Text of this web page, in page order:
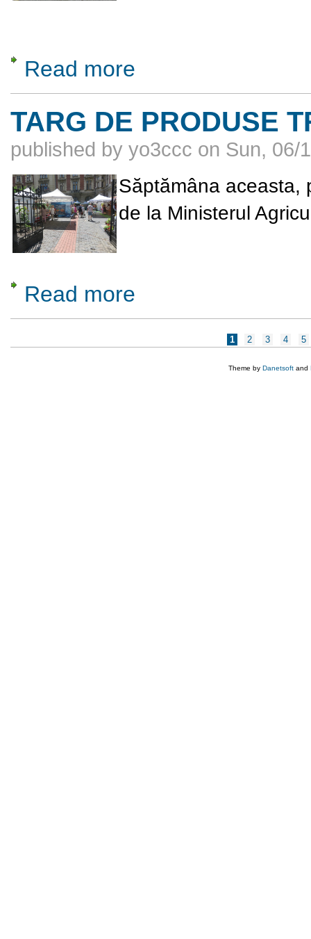
Read more
TARG DE PRODUSE
published by yo3ccc on Sun, 06/
Săptămâna aceasta,
de la Ministerul
Read more
1 2 3 4 5
Theme by Danetsoft and